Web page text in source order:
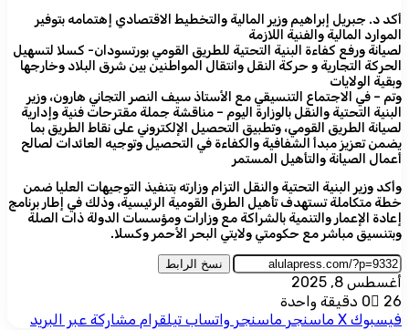
أكد د. جبريل إبراهيم وزير المالية والتخطيط الاقتصادي إهتمامه بتوفير
الموارد المالية والفنية اللازمة
لصيانة ورفع كفاءة البنية التحتية للطريق القومي بورتسودان- كسلا لتسهيل
الحركة التجارية و حركة النقل وانتقال المواطنين بين شرق البلاد وخارجها
وبقية الولايات
وتم – في الاجتماع التنسيقي مع الأستاذ سيف النصر التجاني هارون، وزير
البنية التحتية والنقل بالوزارة اليوم – مناقشة جملة مقترحات فنية وإدارية
لصيانة الطريق القومي، وتطبيق التحصيل الإلكتروني على نقاط الطريق بما
يضمن تعزيز مبدأ الشفافية والكفاءة في التحصيل وتوجيه العائدات لصالح
أعمال الصيانة والتأهيل المستمر
وأكد وزير البنية التحتية والنقل التزام وزارته بتنفيذ التوجيهات العليا ضمن
خطة متكاملة تستهدف تأهيل الطرق القومية الرئيسية، وذلك في إطار برنامج
إعادة الإعمار والتنمية بالشراكة مع وزارات ومؤسسات الدولة ذات الصلة
وبتنسيق مباشر مع حكومتي ولايتي البحر الأحمر وكسلا.
نسخ الرابط
أغسطس 8, 2025
0
26
دقيقة واحدة
فيسبوك ‫X ماسنجر ماسنجر واتساب تيلقرام مشاركة عبر البريد